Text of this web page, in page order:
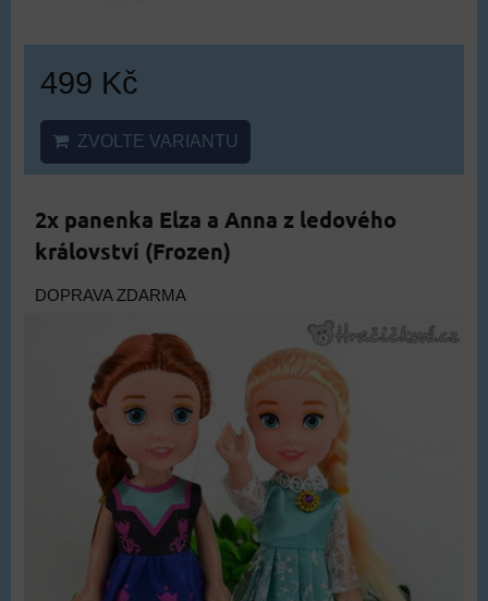
499 Kč
ZVOLTE VARIANTU
2x panenka Elza a Anna z ledového
království (Frozen)
DOPRAVA ZDARMA